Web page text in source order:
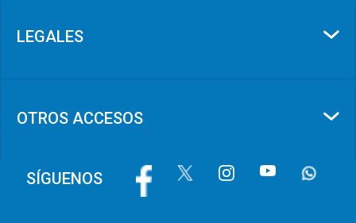
LEGALES
OTROS ACCESOS
SÍGUENOS Image Image Image Image Image